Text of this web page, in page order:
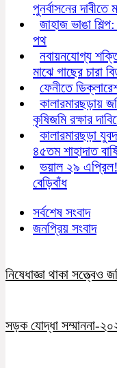
পুনর্বাসনের দাবীতে
জাহাজ ভাঙা
পথ
নবায়নযোগ্য
মাঝে গাছের চারা
ফেনীতে
কালারমারছড়ায়
কৃষিজমি রক্ষার
কালারমারছড়া
৪৫তম শাহাদাত
ভয়াল ২৯
বেড়িবাঁধ
সর্বশেষ সংবাদ
জনপ্রিয় সংবাদ
নিষেধাজ্ঞা থাকা সত্ত্বেও
সড়ক যোদ্ধা সম্মাননা-